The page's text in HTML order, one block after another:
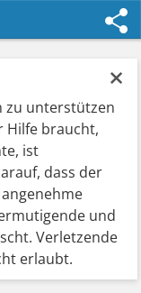
×
zu unterstützen
Hilfe braucht,
ist
dass der
und
Verletzende
erlaubt.